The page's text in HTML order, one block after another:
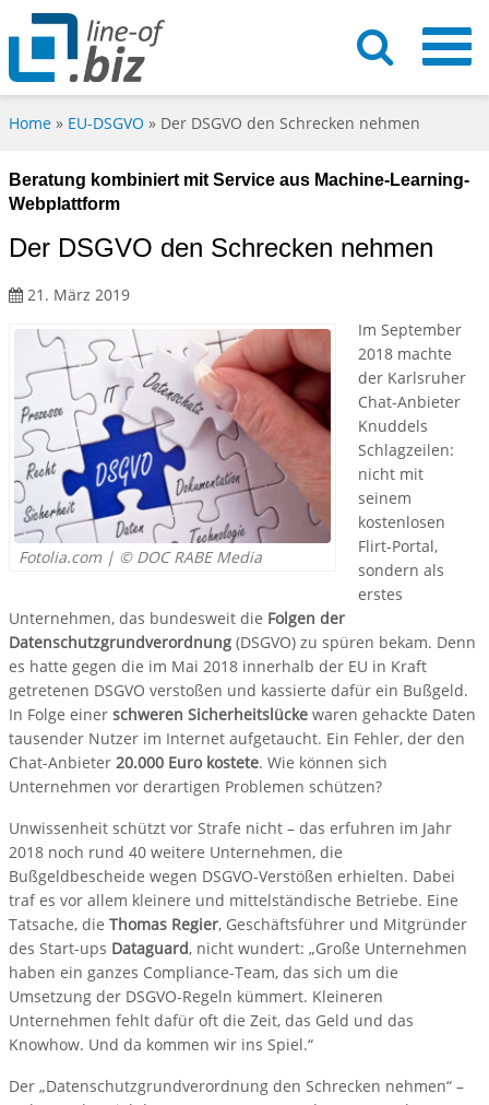
Home » EU-DSGVO » Der DSGVO den Schrecken nehmen
Beratung kombiniert mit Service aus Machine-Learning-
Webplattform
Der DSGVO den Schrecken nehmen
21. März 2019
Fotolia.com | © DOC RABE Media
Im September
2018 machte
der Karlsruher
Chat-Anbieter
Knuddels
Schlagzeilen:
nicht mit
seinem
kostenlosen
Flirt-Portal,
sondern als
erstes
Unternehmen, das bundesweit die Folgen der
Datenschutzgrundverordnung (DSGVO) zu spüren bekam. Denn
es hatte gegen die im Mai 2018 innerhalb der EU in Kraft
getretenen DSGVO verstoßen und kassierte dafür ein Bußgeld.
In Folge einer schweren Sicherheitslücke waren gehackte Daten
tausender Nutzer im Internet aufgetaucht. Ein Fehler, der den
Chat-Anbieter 20.000 Euro kostete. Wie können sich
Unternehmen vor derartigen Problemen schützen?
Unwissenheit schützt vor Strafe nicht – das erfuhren im Jahr
2018 noch rund 40 weitere Unternehmen, die
Bußgeldbescheide wegen DSGVO-Verstößen erhielten. Dabei
traf es vor allem kleinere und mittelständische Betriebe. Eine
Tatsache, die Thomas Regier, Geschäftsführer und Mitgründer
des Start-ups Dataguard, nicht wundert: „Große Unternehmen
haben ein ganzes Compliance-Team, das sich um die
Umsetzung der DSGVO-Regeln kümmert. Kleineren
Unternehmen fehlt dafür oft die Zeit, das Geld und das
Knowhow. Und da kommen wir ins Spiel.“
Der „Datenschutzgrundverordnung den Schrecken nehmen“ –